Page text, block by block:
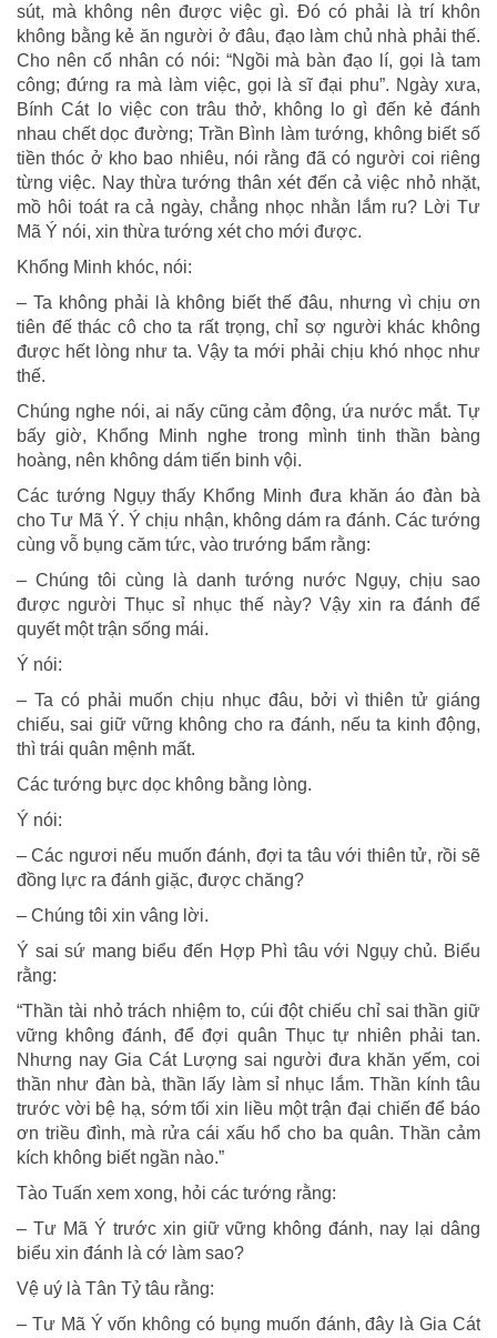
sút, mà không nên được việc gì. Đó có phải là trí khôn
không bằng kẻ ăn người ở đâu, đạo làm chủ nhà phải thế.
Cho nên cổ nhân có nói: “Ngồi mà bàn đạo lí, gọi là tam
công; đứng ra mà làm việc, gọi là sĩ đại phu”. Ngày xưa,
Bính Cát lo việc con trâu thở, không lo gì đến kẻ đánh
nhau chết dọc đường; Trần Bình làm tướng, không biết số
tiền thóc ở kho bao nhiêu, nói rằng đã có người coi riêng
từng việc. Nay thừa tướng thân xét đến cả việc nhỏ nhặt,
mồ hôi toát ra cả ngày, chẳng nhọc nhằn lắm ru? Lời Tư
Mã Ý nói, xin thừa tướng xét cho mới được.
Khổng Minh khóc, nói:
– Ta không phải là không biết thế đâu, nhưng vì chịu ơn
tiên đế thác cô cho ta rất trọng, chỉ sợ người khác không
được hết lòng như ta. Vậy ta mới phải chịu khó nhọc như
thế.
Chúng nghe nói, ai nấy cũng cảm động, ứa nước mắt. Tự
bấy giờ, Khổng Minh nghe trong mình tinh thần bàng
hoàng, nên không dám tiến binh vội.
Các tướng Ngụy thấy Khổng Minh đưa khăn áo đàn bà
cho Tư Mã Ý. Ý chịu nhận, không dám ra đánh. Các tướng
cùng vỗ bụng căm tức, vào trướng bẩm rằng:
– Chúng tôi cùng là danh tướng nước Ngụy, chịu sao
được người Thục sỉ nhục thế này? Vậy xin ra đánh để
quyết một trận sống mái.
Ý nói:
– Ta có phải muốn chịu nhục đâu, bởi vì thiên tử giáng
chiếu, sai giữ vững không cho ra đánh, nếu ta kinh động,
thì trái quân mệnh mất.
Các tướng bực dọc không bằng lòng.
Ý nói:
– Các ngươi nếu muốn đánh, đợi ta tâu với thiên tử, rồi sẽ
đồng lực ra đánh giặc, được chăng?
– Chúng tôi xin vâng lời.
Ý sai sứ mang biểu đến Hợp Phì tâu với Ngụy chủ. Biểu
rằng:
“Thần tài nhỏ trách nhiệm to, cúi đột chiếu chỉ sai thần giữ
vững không đánh, để đợi quân Thục tự nhiên phải tan.
Nhưng nay Gia Cát Lượng sai người đưa khăn yếm, coi
thần như đàn bà, thần lấy làm sỉ nhục lắm. Thần kính tâu
trước vời bệ hạ, sớm tối xin liều một trận đại chiến để báo
ơn triều đình, mà rửa cái xấu hổ cho ba quân. Thần cảm
kích không biết ngần nào.”
Tào Tuấn xem xong, hỏi các tướng rằng:
– Tư Mã Ý trước xin giữ vững không đánh, nay lại dâng
biểu xin đánh là cớ làm sao?
Vệ uý là Tân Tỷ tâu rằng:
– Tư Mã Ý vốn không có bụng muốn đánh, đây là Gia Cát